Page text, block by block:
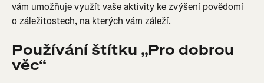
vám umožňuje využít vaše aktivity ke zvýšení povědomí
o záležitostech, na kterých vám záleží.
Používání štítku „Pro dobrou
věc“